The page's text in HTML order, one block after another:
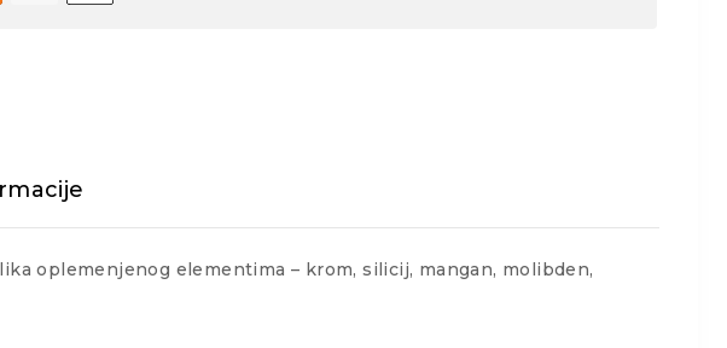
oplemenjenog elementima – krom, silicij, mangan, molibden,